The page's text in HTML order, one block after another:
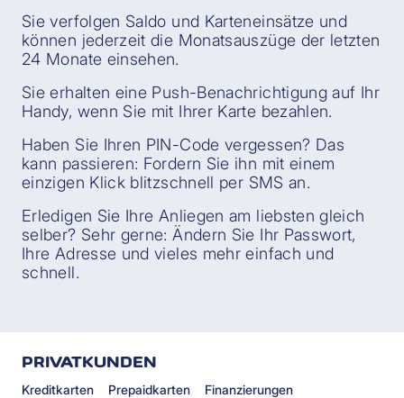
Sie verfolgen Saldo und Karteneinsätze und
können jederzeit die Monatsauszüge der letzten
24 Monate einsehen.
Sie erhalten eine Push-Benachrichtigung auf Ihr
Handy, wenn Sie mit Ihrer Karte bezahlen.
Haben Sie Ihren PIN-Code vergessen? Das
kann passieren: Fordern Sie ihn mit einem
einzigen Klick blitzschnell per SMS an.
Erledigen Sie Ihre Anliegen am liebsten gleich
selber? Sehr gerne: Ändern Sie Ihr Passwort,
Ihre Adresse und vieles mehr einfach und
schnell.
PRIVATKUNDEN
Kreditkarten Prepaidkarten
Finanzierungen